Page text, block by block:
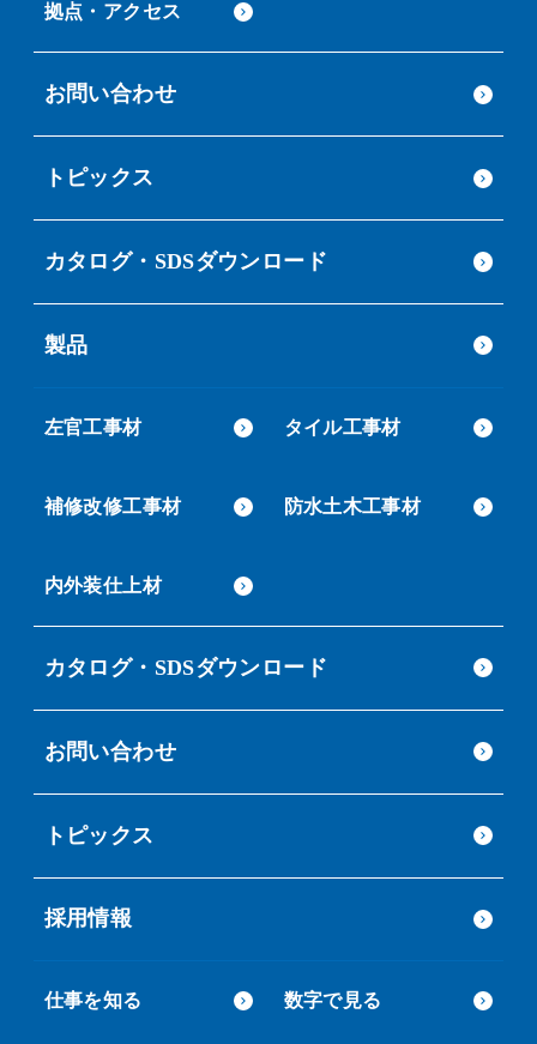
拠点・アクセス
お問い合わせ
トピックス
カタログ・SDSダウンロード
製品
左官工事材 タイル工事材
補修改修工事材 防水土木工事材
内外装仕上材
カタログ・SDSダウンロード
お問い合わせ
トピックス
採用情報
仕事を知る 数字で見る